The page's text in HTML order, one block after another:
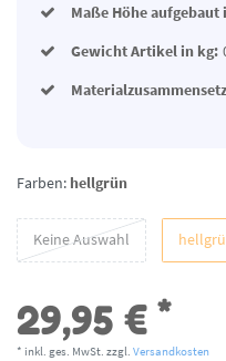
Maße Höhe aufgebaut
Gewicht Artikel in kg:
Farben: hellgrün
Keine Auswahl
29,95 € *
* inkl. ges. MwSt. zzgl. Versandkosten